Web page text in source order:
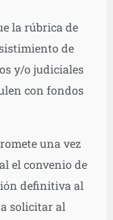
la rúbrica de
de
y/o judiciales
con fondos
una vez
el convenio de
definitiva al
solicitar al